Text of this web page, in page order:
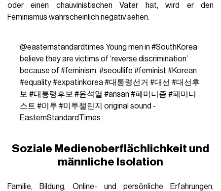
oder einen chauvinistischen Vater hat, wird er den
Feminismus wahrscheinlich negativ sehen.
@easternstandardtimes Young men in #SouthKorea
believe they are victims of ‘reverse discrimination’
because of #feminism. #seoullife #feminist #Korean
#equality#expatinkorea#대통령선거 #대선 #대선후
보 #대통령후보 #윤석열 #ansan #페미니즘 #페미니
스트 #미투 #미투챌린지 original sound -
EasternStandardTimes
Soziale Medienoberflächlichkeit und
männliche Isolation
Familie, Bildung, Online- und persönliche Erfahrungen,